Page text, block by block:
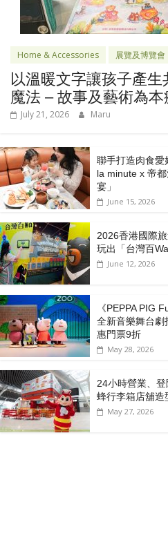
Home & Accessories 展覽及博覽會
以溫暖文字讓孩子產
魔法 – 故事及藝術為
July 21, 2026 Maru
聯手打造肉食愛
la minute x 帝
宴」
June 15, 2026
2026香港國際
玩出「台灣百
June 12, 2026
《PEPPA PIG
全新音樂舞台劇
惠門票9折
May 28, 2026
24小時營業、
蜂行李箱店舖造
May 27, 2026